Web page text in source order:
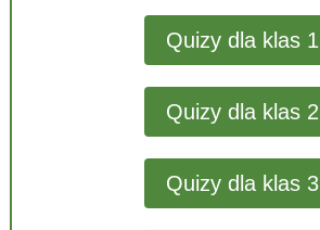
Quizy dla klas 1
Quizy dla klas 2
Quizy dla klas 3